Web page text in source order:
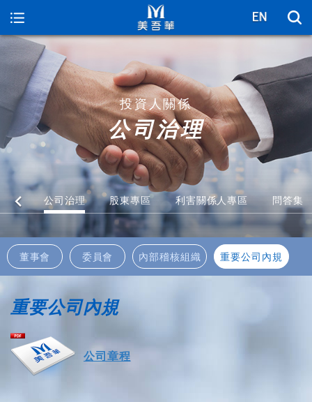
投資人關係
公司治理
訊 公司治理 股東專區 利害關係人專區 問答集
董事會 委員會 內部稽核組織 重要公司內規
重要公司內規
公司章程